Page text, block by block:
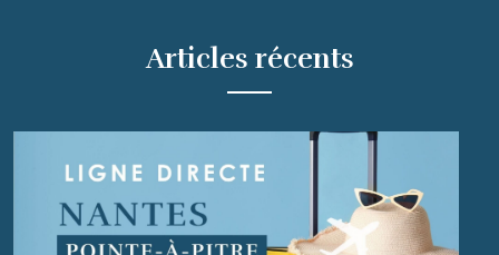
Articles récents